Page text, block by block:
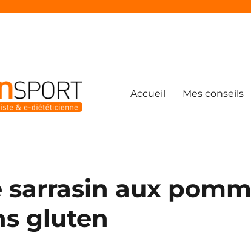
Accueil Mes conseils
sarrasin aux
gluten